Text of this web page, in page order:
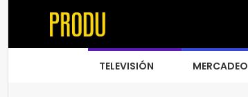
TELEVISIÓN MERCADEO